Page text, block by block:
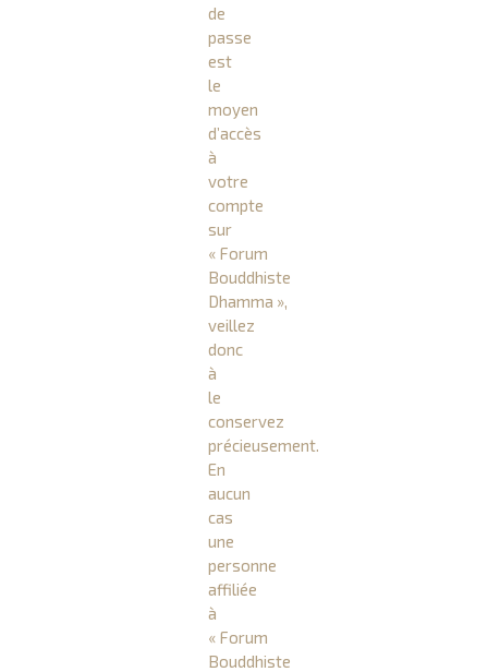
de
passe
est
le
moyen
d’accès
à
votre
compte
sur
« Forum
Bouddhiste
Dhamma »,
veillez
donc
à
le
conservez
précieusement.
En
aucun
cas
une
personne
affiliée
à
« Forum
Bouddhiste